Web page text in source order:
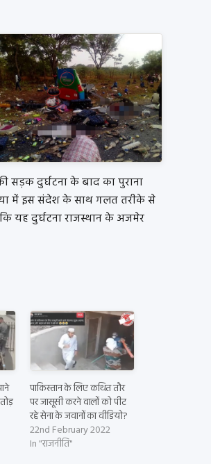
सड़क दुर्घटना के बाद का पुराना
में इस संदेश के साथ गलत तरीके से
यह दुर्घटना राजस्थान के अजमेर
पाकिस्तान के लिए कथित तौर
पर जासूसी करने वालों को पीट
रहे सेना के जवानों का वीडियो?
22nd February 2022
In "राजनीति"